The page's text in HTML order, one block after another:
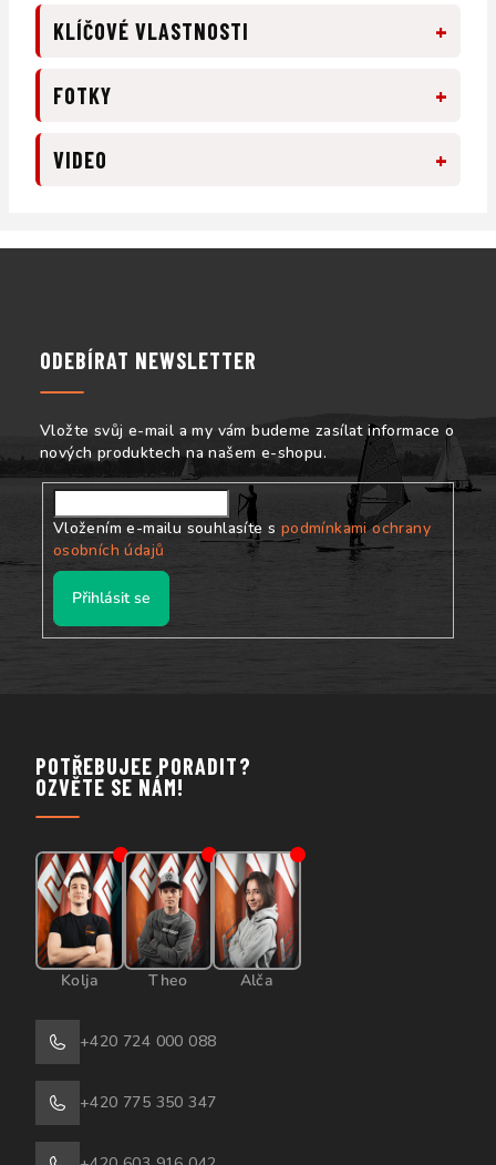
KLÍČOVÉ VLASTNOSTI +
FOTKY +
VIDEO +
ODEBÍRAT NEWSLETTER
Vložte svůj e-mail a my vám budeme zasílat informace o
nových produktech na našem e-shopu.
Vložením e-mailu souhlasíte s podmínkami ochrany
osobních údajů
Přihlásit se
POTŘEBUJEE PORADIT?
OZVĚTE SE NÁM!
Kolja Theo Alča
+420 724 000 088
+420 775 350 347